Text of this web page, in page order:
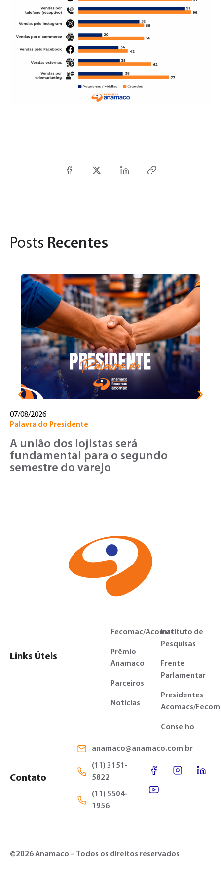
Posts Recentes
07/08/2026
Palavra do Presidente
A união dos lojistas será
fundamental para o segundo
semestre do varejo
Links Úteis
Fecomac/Acomac
Prêmio
Anamaco
Parceiros
Notícias
Instituto de
Pesquisas
Frente
Parlamentar
Presidentes
Acomacs/
Conselho
Contato
anamaco@anamaco.com.br
(11) 3151-
5822
(11) 5504-
1956
©2026 Anamaco – Todos os direitos reservados